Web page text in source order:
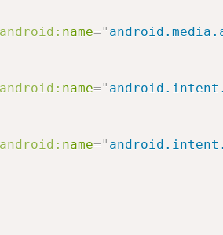
android: name="
android: name="
android: name="